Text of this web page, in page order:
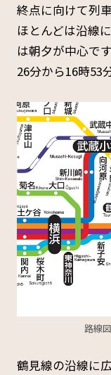
終点に向けて列
ほとんどは沿線
は朝夕が中心で
26分から16時53
路線
鶴見線の沿線に